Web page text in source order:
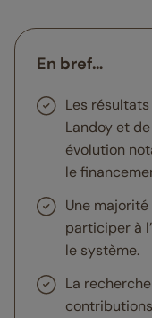
En bref…
Les
Landoy et
évolution
le
Une
participer à
le système.
La